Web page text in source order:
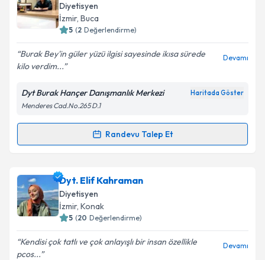
E-posta Adresiniz
kapsamda işlenmesini kabul ediyorum.
Takvim Talebini Gönder
Diyetisyen
İzmir, Buca
5 (2 Değerlendirme)
Burak Bey'in güler yüzü ilgisi sayesinde ikısa sürede
kilo verdim...
Devamı
Dyt Burak Hançer Danışmanlık Merkezi Haritada Göster
Menderes Cad.No.265 D.1
Randevu Talep Et
Randevu Takvimi Talebi
Dyt. Burak Hançeriçin randevu takvimi talebi
oluşturun. Size bu uzmandan randevu almanız için bir
takvim hazırlandığında e-posta ile bilgilendireceğiz.
Dyt. Elif Kahraman
Diyetisyen
İzmir, Konak
5 (20 Değerlendirme)
Kendisi çok tatlı ve çok anlayışlı bir insan özellikle
pcos...
Devamı